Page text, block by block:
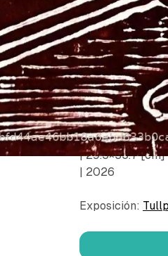
© Subieta
| Monocopia
| 29.5×35.7 [cm]
| 2026
Exposición: